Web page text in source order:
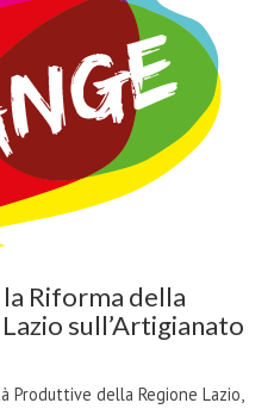
Riforma della
sull’Artigianato
Produttive della Regione Lazio,